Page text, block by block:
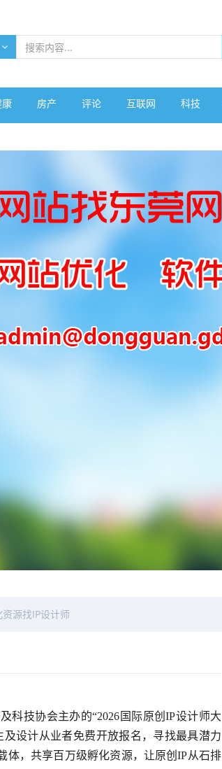
房产 评论 互联网 科技
源找IP设计师
科技协会主办的“2026国际原创IP设计师大
设计从业者免费开放报名，寻找最具潜力
体，共享百万级孵化资源，让原创IP从石排